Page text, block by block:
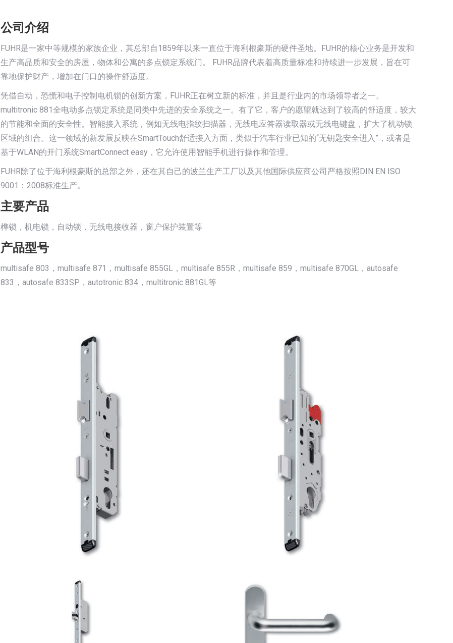
公司介绍
FUHR是一家中等规模的家族企业，其总部自1859年以来一直位于海利根豪斯的硬件圣地。FUHR的核心业务是开发和
生产高品质和安全的房屋，物体和公寓的多点锁定系统门。 FUHR品牌代表着高质量标准和持续进一步发展，旨在可
靠地保护财产，增加在门口的操作舒适度。
凭借自动，恐慌和电子控制电机锁的创新方案，FUHR正在树立新的标准，并且是行业内的市场领导者之一。
multitronic 881全电动多点锁定系统是同类中先进的安全系统之一。有了它，客户的愿望就达到了较高的舒适度，较大
的节能和全面的安全性。智能接入系统，例如无线电指纹扫描器，无线电应答器读取器或无线电键盘，扩大了机动锁
区域的组合。这一领域的新发展反映在SmartTouch舒适接入方面，类似于汽车行业已知的“无钥匙安全进入”，或者是
基于WLAN的开门系统SmartConnect easy，它允许使用智能手机进行操作和管理。
FUHR除了位于海利根豪斯的总部之外，还在其自己的波兰生产工厂以及其他国际供应商公司严格按照DIN EN ISO
9001：2008标准生产。
主要产品
榫锁，机电锁，自动锁，无线电接收器，窗户保护装置等
产品型号
multisafe 803，multisafe 871，multisafe 855GL，multisafe 855R，multisafe 859，multisafe 870GL，autosafe
833，autosafe 833SP，autotronic 834，multitronic 881GL等